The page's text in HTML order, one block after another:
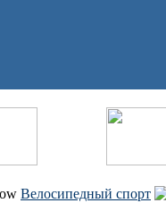
Велосипедный спорт